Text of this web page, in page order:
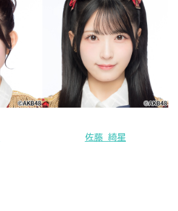
佐藤 綺星